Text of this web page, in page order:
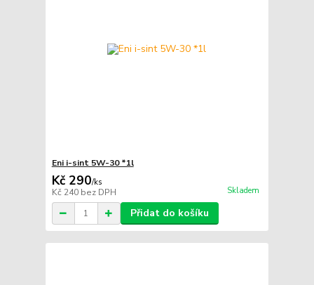
Eni i-sint 5W-30 *1l
Kč 290/ks
Kč 240 bez DPH Skladem
Přidat do košíku